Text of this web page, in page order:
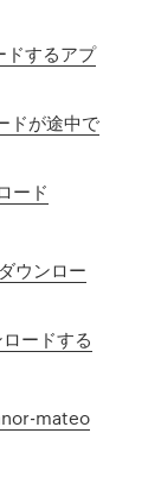
するアプ
ドが途中で
ード
ウンロー
ードする
mateo